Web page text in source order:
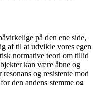
på den ene side,
af til at udvikle vores egen
normative teori om tillid
kan være åbne og
og resistente mod
den andens stemme og